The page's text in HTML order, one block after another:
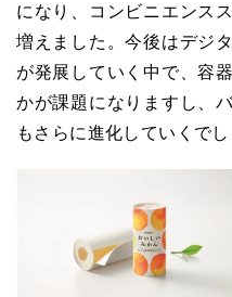
になり、コンビニエンス
増えました。今後はデジ
が発展していく中で、容
かが課題になりますし、
もさらに進化していくでし